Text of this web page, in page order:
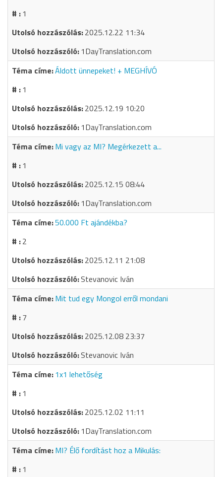
1
2025.12.22 11:34
1DayTranslation.com
Áldott ünnepeket! + MEGHÍVÓ
1
2025.12.19 10:20
1DayTranslation.com
Mi vagy az MI? Megérkezett a...
1
2025.12.15 08:44
1DayTranslation.com
50.000 Ft ajándékba?
2
2025.12.11 21:08
Stevanovic Iván
Mit tud egy Mongol erről mondani
7
2025.12.08 23:37
Stevanovic Iván
1x1 lehetőség
1
2025.12.02 11:11
1DayTranslation.com
MI? Élő fordítást hoz a Mikulás:
1